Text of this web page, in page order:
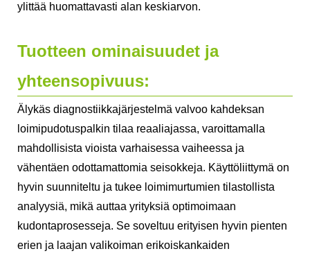
ylittää huomattavasti alan keskiarvon.
Tuotteen ominaisuudet ja
yhteensopivuus:
Älykäs diagnostiikkajärjestelmä valvoo kahdeksan
loimipudotuspalkin tilaa reaaliajassa, varoittamalla
mahdollisista vioista varhaisessa vaiheessa ja
vähentäen odottamattomia seisokkeja. Käyttöliittymä on
hyvin suunniteltu ja tukee loimimurtumien tilastollista
analyysiä, mikä auttaa yrityksiä optimoimaan
kudontaprosesseja. Se soveltuu erityisen hyvin pienten
erien ja laajan valikoiman erikoiskankaiden